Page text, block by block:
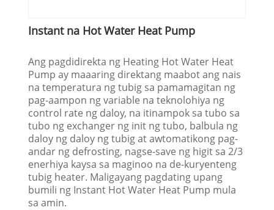
Instant na Hot Water Heat Pump
Ang pagdidirekta ng Heating Hot Water Heat
Pump ay maaaring direktang maabot ang nais
na temperatura ng tubig sa pamamagitan ng
pag-aampon ng variable na teknolohiya ng
control rate ng daloy, na itinampok sa tubo sa
tubo ng exchanger ng init ng tubo, balbula ng
daloy ng daloy ng tubig at awtomatikong pag-
andar ng defrosting, nagse-save ng higit sa 2/3
enerhiya kaysa sa maginoo na de-kuryenteng
tubig heater. Maligayang pagdating upang
bumili ng Instant Hot Water Heat Pump mula
sa amin.